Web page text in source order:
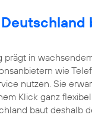
prägt in
wie
nutzen. Sie
Klick ganz
baut deshalb